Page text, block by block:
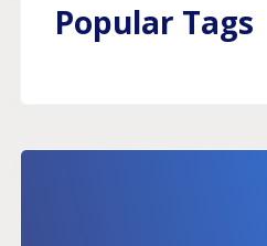
Popular Tags